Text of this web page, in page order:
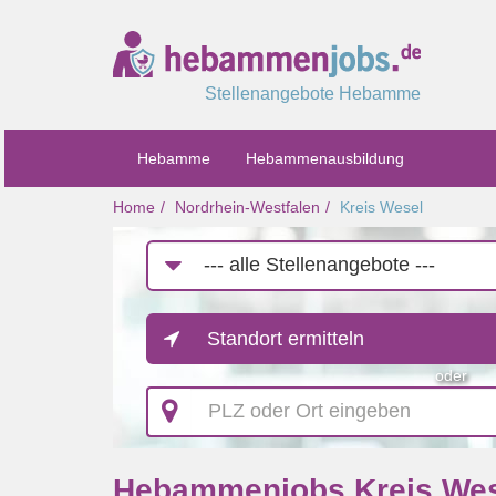
Stellenangebote Hebamme
Hebamme Hebammenausbildung
Home Nordrhein-Westfalen Kreis Wesel
Job-
Kategorie
Standort ermitteln
oder
PLZ
oder
Ort